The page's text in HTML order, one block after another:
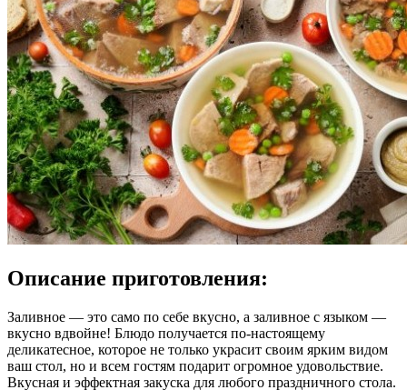
Описание приготовления:
Заливное — это само по себе вкусно, а заливное с языком —
вкусно вдвойне! Блюдо получается по-настоящему
деликатесное, которое не только украсит своим ярким видом
ваш стол, но и всем гостям подарит огромное удовольствие.
Вкусная и эффектная закуска для любого праздничного стола.